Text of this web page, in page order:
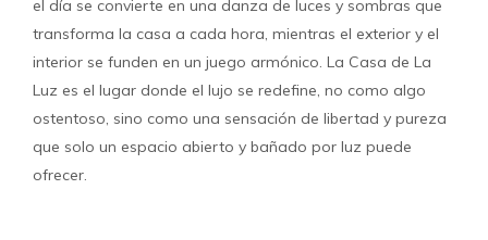
el día se convierte en una danza de luces y sombras que
transforma la casa a cada hora, mientras el exterior y el
interior se funden en un juego armónico. La Casa de La
Luz es el lugar donde el lujo se redefine, no como algo
ostentoso, sino como una sensación de libertad y pureza
que solo un espacio abierto y bañado por luz puede
ofrecer.